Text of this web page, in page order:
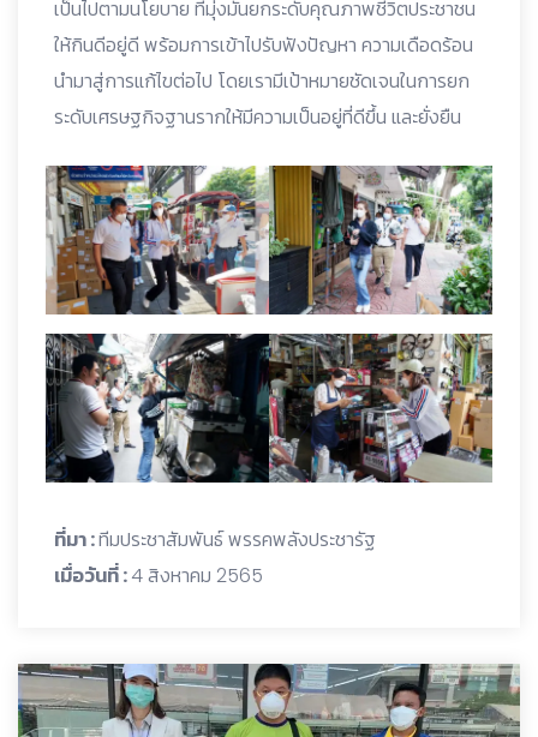
เป็นไปตามนโยบาย ที่มุ่งมั่นยกระดับคุณภาพชีวิตประชาชน
ให้กินดีอยู่ดี พร้อมการเข้าไปรับฟังปัญหา ความเดือดร้อน
นำมาสู่การแก้ไขต่อไป โดยเรามีเป้าหมายชัดเจนในการยก
ระดับเศรษฐกิจฐานรากให้มีความเป็นอยู่ที่ดีขึ้น และยั่งยืน
ที่มา :ทีมประชาสัมพันธ์ พรรคพลังประชารัฐ
เมื่อวันที่ :4 สิงหาคม 2565